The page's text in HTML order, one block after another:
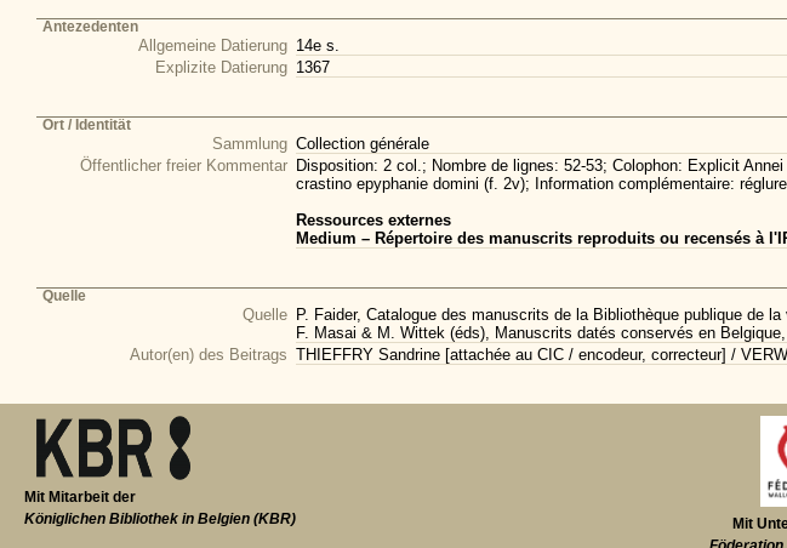
Antezedenten
Allgemeine Datierung 14e s.
Explizite Datierung 1367
Ort / Identität
Sammlung Collection générale
Öffentlicher freier Kommentar Disposition: 2 col.; Nombre de lignes: 52-53; Colophon: Explicit
crastino epyphanie domini (f. 2v); Information complémentaire:
Ressources externes
Medium – Répertoire des manuscrits reproduits ou recensés à
Quelle
Quelle P. Faider, Catalogue des manuscrits de la Bibliothèque publique de
F. Masai & M. Wittek (éds), Manuscrits datés conservés en
Autor(en) des Beitrags THIEFFRY Sandrine [attachée au CIC / encodeur, correcteur] /
Mit
Mit Mitarbeit der
Königlichen Bibliothek in Belgien (KBR)